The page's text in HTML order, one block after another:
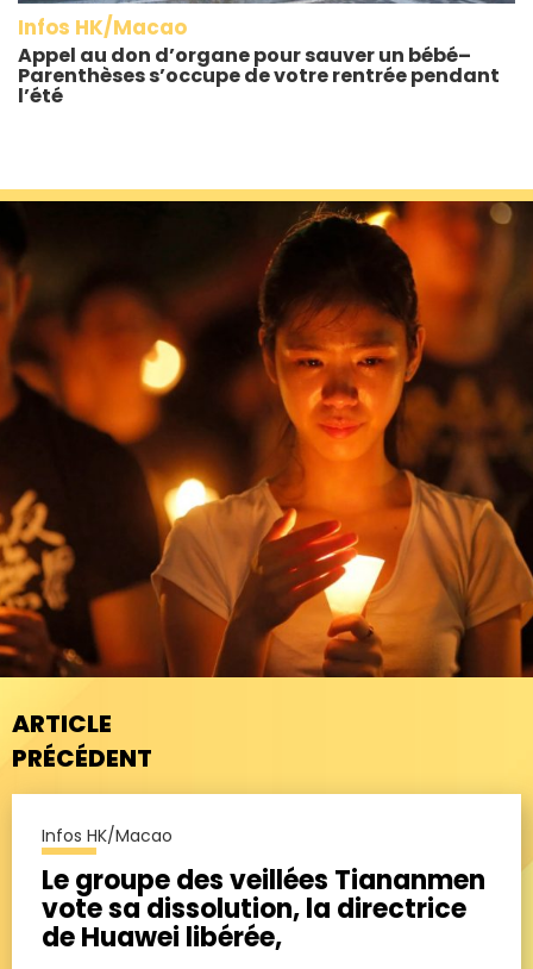
Infos HK/Macao
Appel au don d’organe pour sauver un bébé–
Parenthèses s’occupe de votre rentrée pendant
l’été
ARTICLE
PRÉCÉDENT
Infos HK/Macao
Le groupe des veillées Tiananmen
vote sa dissolution, la directrice
de Huawei libérée,